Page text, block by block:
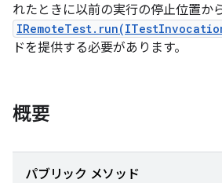
れたときに以前の実行の停止位置か
ドを提供する必要があります。
概要
パブリック メソッド